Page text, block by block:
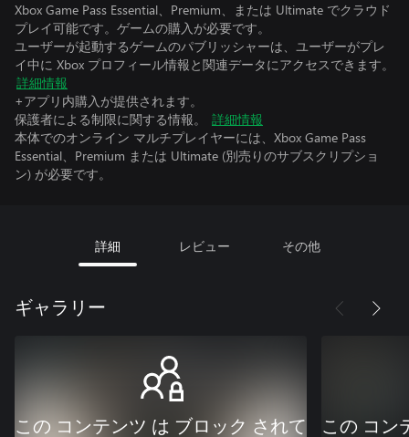
Xbox Game Pass Essential、Premium、または Ultimate でクラウド
プレイ可能です。ゲームの購入が必要です。
ユーザーが起動するゲームのパブリッシャーは、ユーザーがプレ
イ中に Xbox プロフィール情報と関連データにアクセスできます。
詳細情報
+アプリ内購入が提供されます。
保護者による制限に関する情報。
詳細情報
本体でのオンライン マルチプレイヤーには、Xbox Game Pass
Essential、Premium または Ultimate (別売りのサブスクリプショ
ン) が必要です。
詳細 レビュー その他
ギャラリー
この コンテンツ は ブロック されて
この コン